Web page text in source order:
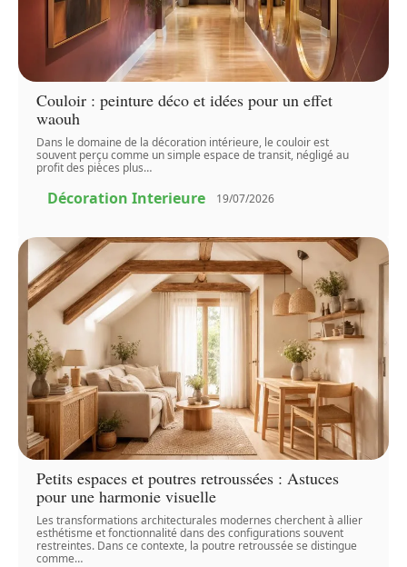
Couloir : peinture déco et idées pour un effet
waouh
Dans le domaine de la décoration intérieure, le couloir est
souvent perçu comme un simple espace de transit, négligé au
profit des pièces plus…
Décoration Interieure 19/07/2026
Petits espaces et poutres retroussées : Astuces
pour une harmonie visuelle
Les transformations architecturales modernes cherchent à allier
esthétisme et fonctionnalité dans des configurations souvent
restreintes. Dans ce contexte, la poutre retroussée se distingue
comme…